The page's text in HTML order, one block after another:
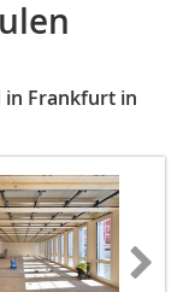
in Frankfurt in